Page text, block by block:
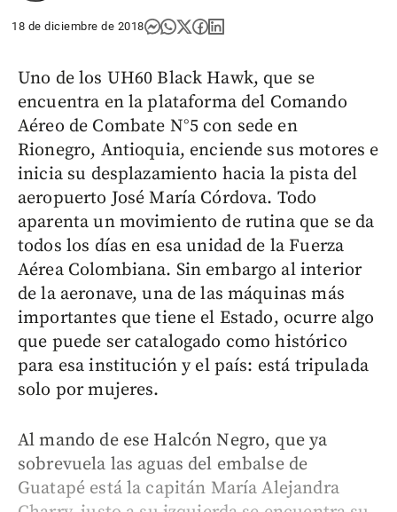
18 de diciembre de 2018
Uno de los UH60 Black Hawk, que se
encuentra en la plataforma del Comando
Aéreo de Combate N°5 con sede en
Rionegro, Antioquia, enciende sus motores e
inicia su desplazamiento hacia la pista del
aeropuerto José María Córdova. Todo
aparenta un movimiento de rutina que se da
todos los días en esa unidad de la Fuerza
Aérea Colombiana. Sin embargo al interior
de la aeronave, una de las máquinas más
importantes que tiene el Estado, ocurre algo
que puede ser catalogado como histórico
para esa institución y el país: está tripulada
solo por mujeres.
Al mando de ese Halcón Negro, que ya
sobrevuela las aguas del embalse de
Guatapé está la capitán María Alejandra